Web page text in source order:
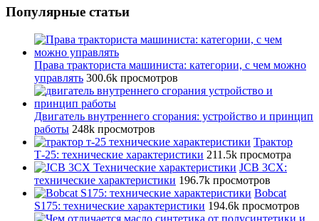
Популярные статьи
Права тракториста машиниста: категории, с чем можно
управлять 300.6k просмотров
Двигатель внутреннего сгорания: устройство и принцип
работы 248k просмотров
Трактор
Т-25: технические характеристики 211.5k просмотра
JCB 3CX:
технические характеристики 196.7k просмотров
Bobcat
S175: технические характеристики 194.6k просмотров